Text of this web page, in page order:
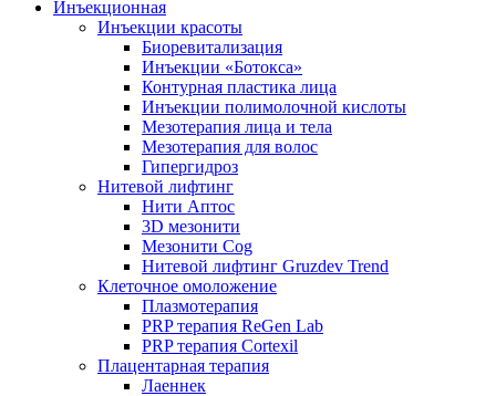
Инъекционная
Инъекции красоты
Биоревитализация
Инъекции «Ботокса»
Контурная пластика лица
Инъекции полимолочной кислоты
Мезотерапия лица и тела
Мезотерапия для волос
Гипергидроз
Нитевой лифтинг
Нити Аптос
3D мезонити
Мезонити Cog
Нитевой лифтинг Gruzdev Trend
Клеточное омоложение
Плазмотерапия
PRP терапия ReGen Lab
PRP терапия Cortexil
Плацентарная терапия
Лаеннек